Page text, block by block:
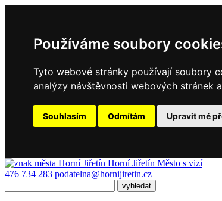
Používáme soubory
Tyto webové stránky používají soubory
analýzy návštěvnosti webových stránek
Souhlasím Odmítám Upravit mé
Horní Jiřetín Město s vizí
476 734 283 podatelna@hornijiretin.cz